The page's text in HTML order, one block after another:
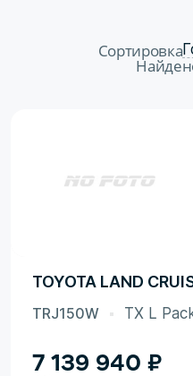
Сортировка
TOYOTA LAND
TRJ150W TX L
7 139 940 ₽